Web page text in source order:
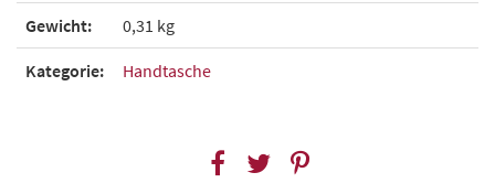
Gewicht: 0,31 kg
Kategorie: Handtasche